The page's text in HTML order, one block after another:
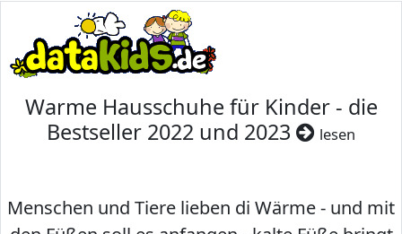
Warme Hausschuhe für Kinder - die
Bestseller 2022 und 2023
lesen
Menschen und Tiere lieben di Wärme - und mit